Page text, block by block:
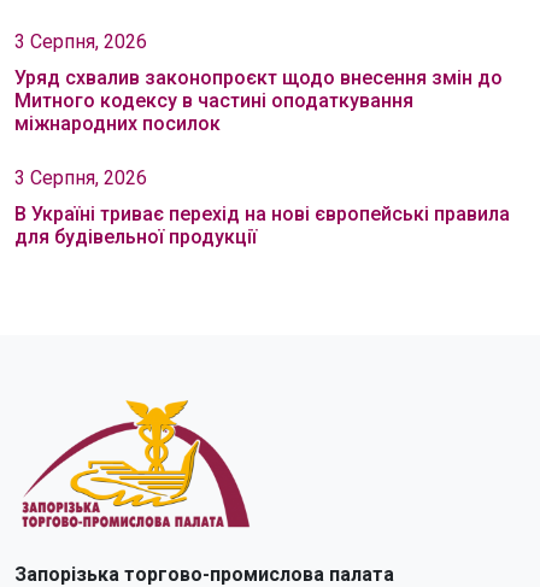
3 Серпня, 2026
Уряд схвалив законопроєкт щодо внесення змін до
Митного кодексу в частині оподаткування
міжнародних посилок
3 Серпня, 2026
В Україні триває перехід на нові європейські правила
для будівельної продукції
Запорізька торгово-промислова палата